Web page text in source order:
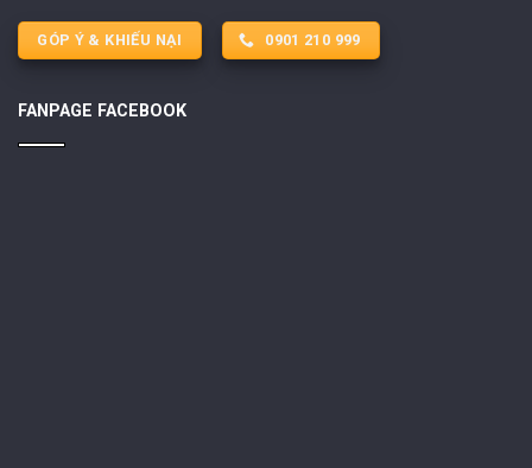
GÓP Ý & KHIẾU NẠI 0901 210 999
FANPAGE FACEBOOK